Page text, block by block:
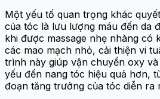
Một yếu tố quan trọng khác
của tóc là lưu lượng máu đến da
khi được massage nhẹ nhàng có
các mao mạch nhỏ, cải thiện vi
trình này giúp vận chuyển oxy
yếu đến nang tóc hiệu quả hơn,
đoạn tăng trưởng của tóc diễn ra